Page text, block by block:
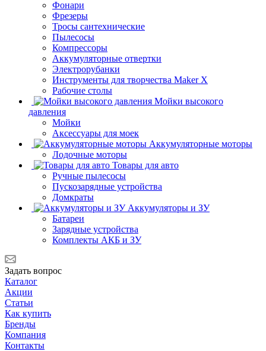
Фонари
Фрезеры
Тросы сантехнические
Пылесосы
Компрессоры
Аккумуляторные отвертки
Электрорубанки
Инструменты для творчества Maker X
Рабочие столы
Мойки высокого
давления
Мойки
Аксессуары для моек
Аккумуляторные моторы
Лодочные моторы
Товары для авто
Ручные пылесосы
Пускозарядные устройства
Домкраты
Аккумуляторы и ЗУ
Батареи
Зарядные устройства
Комплекты АКБ и ЗУ
Задать вопрос
Каталог
Акции
Статьи
Как купить
Бренды
Компания
Контакты